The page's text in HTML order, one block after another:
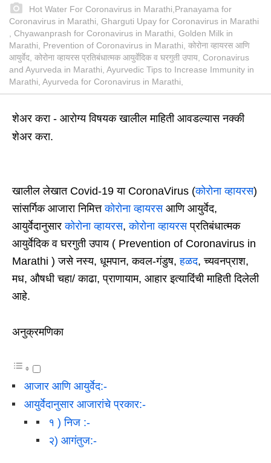
Hot Water For Coronavirus in Marathi,Pranayama for
Coronavirus in Marathi, Gharguti Upay for Coronavirus in Marathi
, Chyawanprash for Coronavirus in Marathi, Golden Milk in
Marathi, Prevention of Coronavirus in Marathi, कोरोना व्हायरस आणि
आयुर्वेद, कोरोना व्हायरस प्रतिबंधात्मक आयुर्वेदिक व घरगुती उपाय, Coronavirus
and Ayurveda in Marathi, Ayurvedic Tips to Increase Immunity in
Marathi, Ayurveda for Coronavirus in Marathi,
शेअर करा - आरोग्य विषयक खालील माहिती आवडल्यास नक्की
शेअर करा.
खालील लेखात Covid-19 या CoronaVirus (कोरोना व्हायरस)
सांसर्गिक आजारा निमित्तकोरोना व्हायरसआणि आयुर्वेद,
आयुर्वेदानुसारकोरोना व्हायरस,कोरोना व्हायरसप्रतिबंधात्मक
आयुर्वेदिक व घरगुती उपाय ( Prevention of Coronavirus in
Marathi ) जसे नस्य, धूमपान, कवल-गंडुष,हळद, च्यवनप्राश,
मध, औषधी चहा/ काढा, प्राणायाम, आहार इत्यादिंंची माहिती दिलेली
आहे.
अनुक्रमणिका
आजार आणि आयुर्वेद:-
आयुर्वेदानुसार आजारांचे प्रकार:-
१ ) निज :-
२) आगंतुज:-